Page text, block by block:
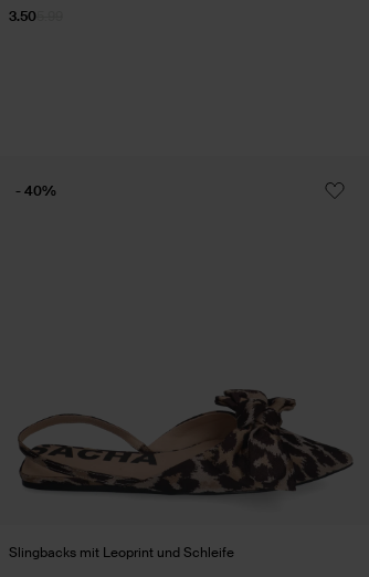
3.50
Slingbacks mit Leoprint und Schleife
- 40%